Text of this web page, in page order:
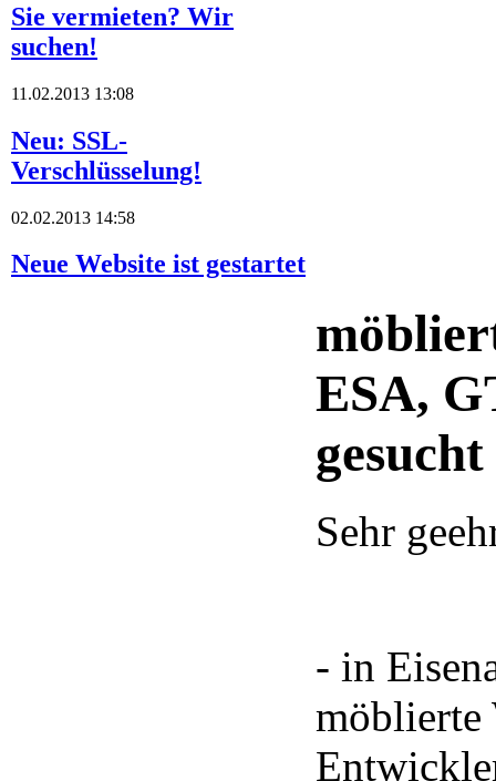
Sie vermieten? Wir
suchen!
11.02.2013 13:08
Neu: SSL-
Verschlüsselung!
02.02.2013 14:58
Neue Website ist gestartet
ESA,
gesucht
Sehr
- in
möblierte